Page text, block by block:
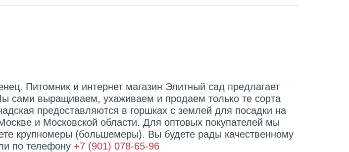
Питомник и интернет магазин Элитный сад предлагает
сами выращиваем, ухаживаем и продаем только те сорта
предоставляются в горшках с землей для посадки на
и Московской области. Для оптовых покупателей мы
крупномеры (большемеры). Вы будете рады качественному
по телефону +7 (901) 078-65-96